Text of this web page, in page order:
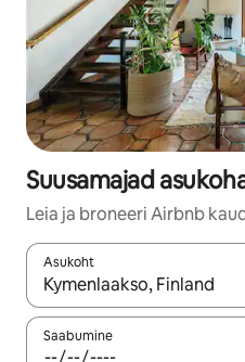
Suusamajad
Leia ja broneeri Airbnb
Asukoht
Kui tulemused on kuvatud,
Saabumine